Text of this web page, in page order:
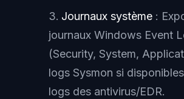
Journaux système :
journaux Windows Event
(Security, System,
logs Sysmon si
logs des antivirus/EDR.